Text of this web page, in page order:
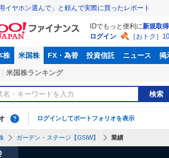
イヤホン選んで」と頼んで実際に買ったレポート
IDでもっと便利に新規取得
ログイン
［おトク］
株 米国株 FX・為替 投資信託 ニュース 掲
米国株ランキング
検索
ログインしてポートフォリオを表示
ガーデン・ステージ【GSIW】 業績